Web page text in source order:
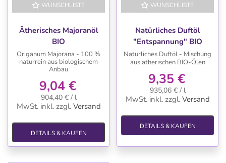
WUNSCHLISTE
Ätherisches Majoranöl
BIO
Origanum Majorana - 100 %
naturrein aus biologischem
Anbau
9,04 €
904,40 € / l
MwSt. inkl. zzgl. Versand
DETAILS & KAUFEN
WUNSCHLISTE
Natürliches Duftöl
"Entspannung" BIO
Natürliches Duftöl - Mischung
aus ätherischen BIO-Ölen
9,35 €
935,06 € / l
MwSt. inkl. zzgl. Versand
DETAILS & KAUFEN